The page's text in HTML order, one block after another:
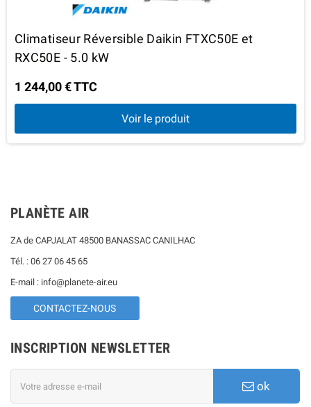
Climatiseur Réversible Daikin FTXC50E et
RXC50E - 5.0 kW
1 244,00 € TTC
Voir le produit
PLANÈTE AIR
ZA de CAPJALAT 48500 BANASSAC CANILHAC
Tél. : 06 27 06 45 65
E-mail : info@planete-air.eu
CONTACTEZ-NOUS
INSCRIPTION NEWSLETTER
ok